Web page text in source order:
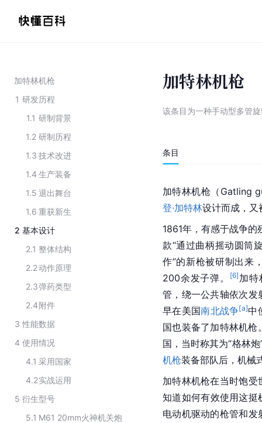
加特林机枪
1 研发历程
1.1 研制背景
1.2 研制历程
1.3 技术改进
1.4 生产装备
1.5 退出舞台
1.6 重获新生
2 基本设计
2.1 整体结构
2.2动作原理
2.3弹药类型
2.4附件
3 性能数据
4 使用情况
4.1 采用国家
4.2实战运用
5 衍生型号
5.1 M61 20mm火神机关炮
加特林机枪
该条目为一种手动型多管
条目
加特林机枪（Gatling
登·加特林设计而成，又
1861年，有感于战争的
款“通过曲柄摇动圆筒
作”的新枪被研制出来
200余发子弹。
[6] 加特
管，绕一公共轴依次
早在美国南北战争[a]中
国也装备了加特林机枪
国，当时称其为“格林炮
机枪装备部队后，机械
加特林机枪在当时饱
知道如何有效使用这挺
电动机驱动的枪管和